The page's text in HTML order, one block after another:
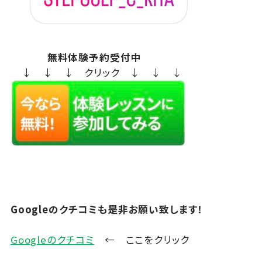
無料体験予約受付中
↓ ↓ ↓ クリック ↓ ↓ ↓
Googleのクチコミも是非お願い致します！
Googleのクチコミ ← ここをクリック